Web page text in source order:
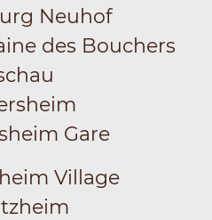
Neuhof
des Bouchers
Gare
Village